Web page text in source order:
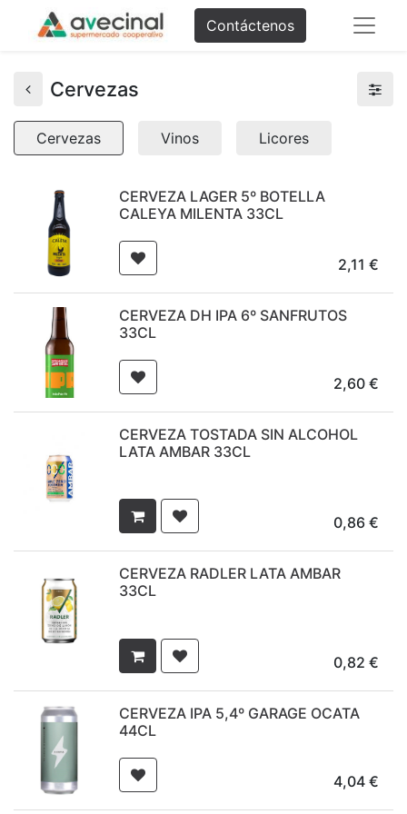
Contáctenos
Cervezas
Cervezas Vinos Licores
CERVEZA LAGER 5º BOTELLA
CALEYA MILENTA 33CL
2,11 €
CERVEZA DH IPA 6º SANFRUTOS
33CL
2,60 €
CERVEZA TOSTADA SIN ALCOHOL
LATA AMBAR 33CL
0,86 €
CERVEZA RADLER LATA AMBAR
33CL
0,82 €
CERVEZA IPA 5,4º GARAGE OCATA
44CL
4,04 €